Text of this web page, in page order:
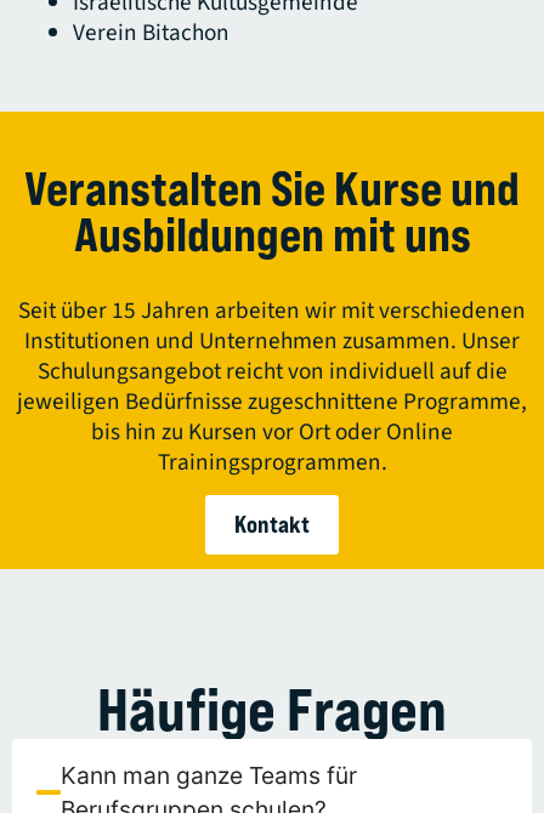
Verein Bitachon
Veranstalten Sie Kurse und
Ausbildungen mit uns
Seit über 15 Jahren arbeiten wir mit verschiedenen
Institutionen und Unternehmen zusammen. Unser
Schulungsangebot reicht von individuell auf die
jeweiligen Bedürfnisse zugeschnittene Programme,
bis hin zu Kursen vor Ort oder Online
Trainingsprogrammen.
Kontakt
Häufige Fragen
Kann man ganze Teams für